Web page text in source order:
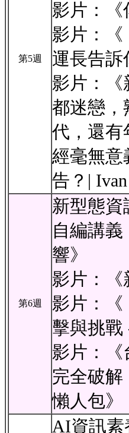
第5週
影片：《
影片：《
運長告訴
影片：《
都迷戀，
代，還有
經毫無意
告？|
第6週
新型態
自編講
響》
影片：《
影片：《
擊與挑戰
影片：《
完全破解
懶人包》
AI資訊